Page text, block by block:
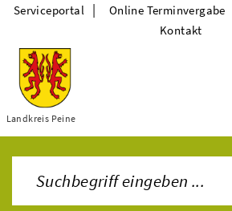
Themen
Landkreis Peine
Serviceportal | Online Terminvergabe
Kontakt